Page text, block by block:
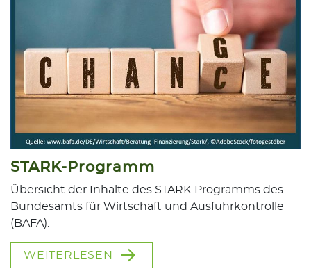
STARK-Programm
Übersicht der Inhalte des STARK-Programms des
Bundesamts für Wirtschaft und Ausfuhrkontrolle
(BAFA).
WEITERLESEN